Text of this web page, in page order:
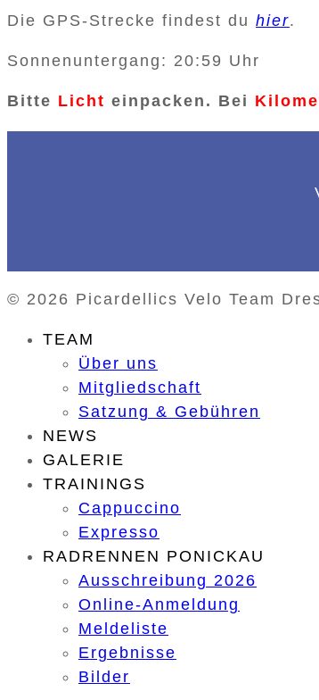
Die GPS-Strecke findest du hier.
Sonnenuntergang: 20:59 Uhr
Bitte Licht einpacken. Bei
© 2026 Picardellics Velo Team
TEAM
Über uns
Mitgliedschaft
Satzung & Gebühren
NEWS
GALERIE
TRAININGS
Cappuccino
Expresso
RADRENNEN PONICKAU
Ausschreibung 2026
Online-Anmeldung
Meldeliste
Ergebnisse
Bilder